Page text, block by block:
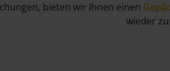
bieten wir Ihnen einen
wieder